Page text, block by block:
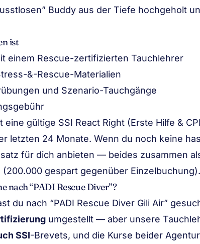
Buddy aus der Tiefe hochgeholt
ist
einem Rescue-zertifizierten Tauchlehrer
&-Rescue-Materialien
und Szenario-Tauchgänge
eine gültige SSI React Right (Erste Hilfe &
letzten 24 Monate. Wenn du noch keine
für dich anbieten — beides zusammen
(200.000 gespart gegenüber Einzelbuchung).
nach “PADI Rescue Diver”?
du nach “PADI Rescue Diver Gili Air”
umgestellt — aber unsere
SSI-Brevets, und die Kurse beider